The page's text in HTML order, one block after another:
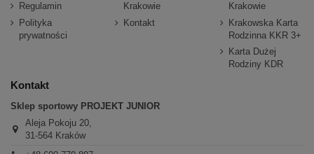
Regulamin
Polityka
prywatności
Krakowie
Kontakt
Krakowie
Krakowska Karta
Rodzinna KKR 3+
Karta Dużej
Rodziny KDR
Kontakt
Sklep sportowy PROJEKT JUNIOR
Aleja Pokoju 20,
31-564 Kraków